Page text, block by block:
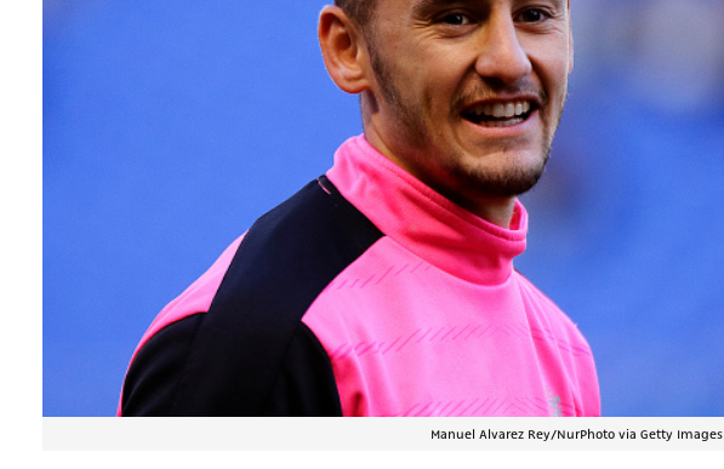
Manuel Alvarez Rey/NurPhoto via Getty Images